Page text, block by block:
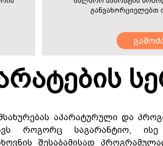
განვახორციელებთ
აპარატურული და
როგორც საგარანტიო,
შესაბამისად